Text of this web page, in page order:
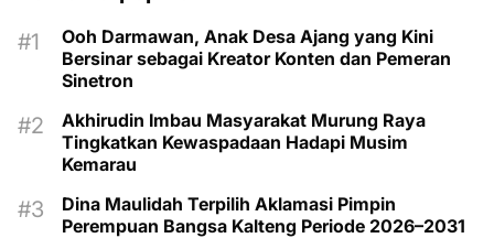
Ooh Darmawan, Anak Desa Ajang yang Kini
Bersinar sebagai Kreator Konten dan Pemeran
Sinetron
Akhirudin Imbau Masyarakat Murung Raya
Tingkatkan Kewaspadaan Hadapi Musim
Kemarau
Dina Maulidah Terpilih Aklamasi Pimpin
Perempuan Bangsa Kalteng Periode 2026–2031